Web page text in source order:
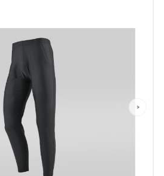
店舗を探す
採用情報
古物営業法に基づく表示/保険勧誘
方針
商品レビュー利用規約
>